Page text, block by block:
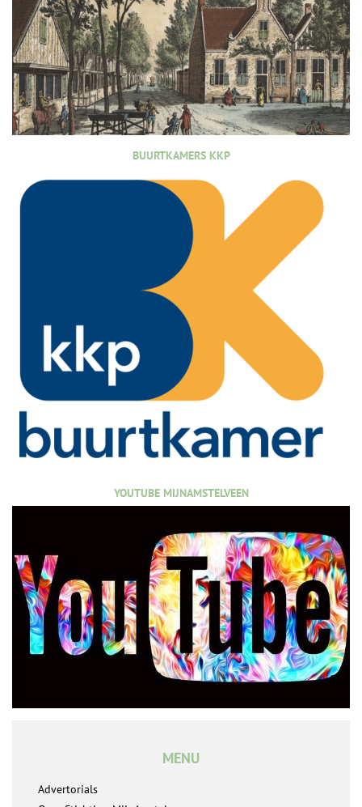
BUURTKAMERS KKP
YOUTUBE MIJNAMSTELVEEN
MENU
Advertorials